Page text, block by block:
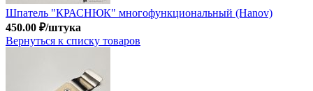
Шпатель "КРАСНЮК" многофункциональный (Hanov)
450.00 ₽/штука
Вернуться к списку товаров